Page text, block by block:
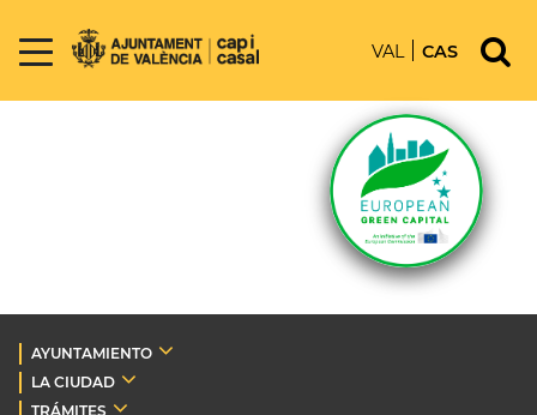
VAL CAS
AYUNTAMIENTO
LA CIUDAD
TRÁMITES